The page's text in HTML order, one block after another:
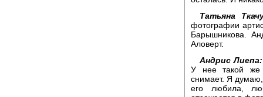
Татьяна
фотографии
Барышникова.
Аловерт.
Андрис Лиепа:
У нее такой же
снимает. Я думаю,
его любила,